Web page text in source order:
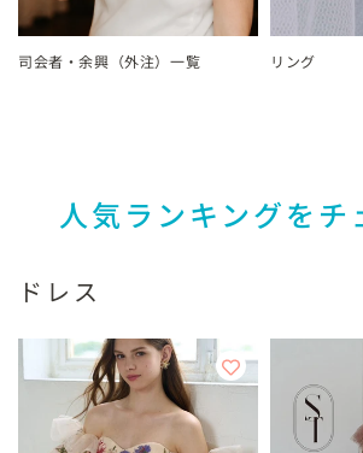
司会者・余興（外注）一覧 リング
人気ランキングをチ
ドレス